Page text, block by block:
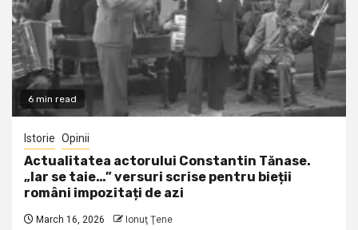
6 min read
Istorie Opinii
Actualitatea actorului Constantin Tănase.
„Iar se taie…” versuri scrise pentru bieții
români impozitați de azi
March 16, 2026 Ionuţ Ţene